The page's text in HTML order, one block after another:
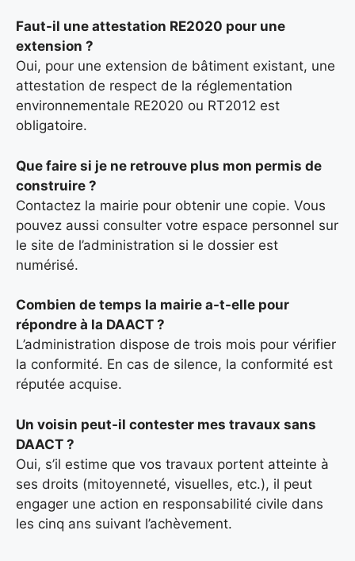
Faut-il une attestation RE2020 pour une
extension ?
Oui, pour une extension de bâtiment existant, une
attestation de respect de la réglementation
environnementale RE2020 ou RT2012 est
obligatoire.
Que faire si je ne retrouve plus mon permis de
construire ?
Contactez la mairie pour obtenir une copie. Vous
pouvez aussi consulter votre espace personnel sur
le site de l’administration si le dossier est
numérisé.
Combien de temps la mairie a-t-elle pour
répondre à la DAACT ?
L’administration dispose de trois mois pour vérifier
la conformité. En cas de silence, la conformité est
réputée acquise.
Un voisin peut-il contester mes travaux sans
DAACT ?
Oui, s’il estime que vos travaux portent atteinte à
ses droits (mitoyenneté, visuelles, etc.), il peut
engager une action en responsabilité civile dans
les cinq ans suivant l’achèvement.